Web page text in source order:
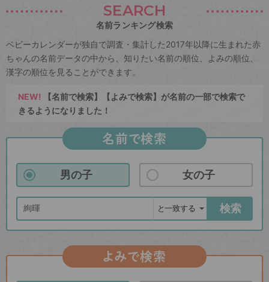
SEARCH
名前ランキング検索
ベビーカレンダーが独自で調査・集計した2017年以降に生まれた赤
ちゃんの名前データの中から、知りたい名前の順位、よみの順位、
漢字の順位を見ることができます。
NEW! 【名前で検索】【よみで検索】が名前の一部で検索で
きるようになりました！
名前で検索
男の子 女の子
検索
よみで検索